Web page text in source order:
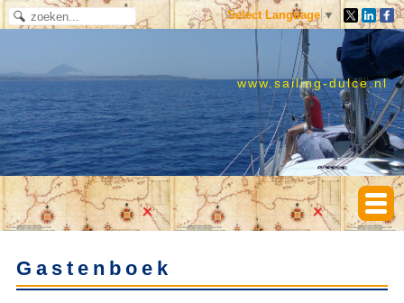
Select Language ▼
www.sailing-dulce.nl
Gastenboek